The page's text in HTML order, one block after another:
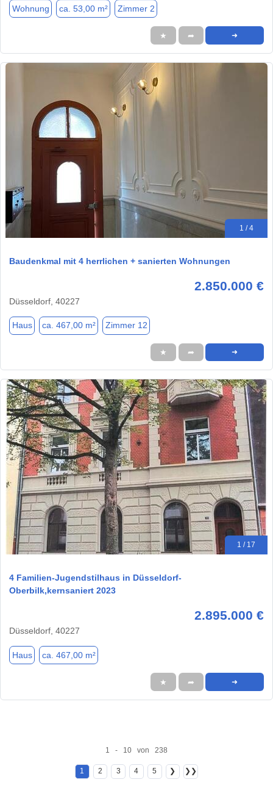
Wohnung ca. 53,00 m² Zimmer 2
★ ➦ ➜
1 / 4
Baudenkmal mit 4 herrlichen + sanierten Wohnungen
2.850.000 €
Düsseldorf, 40227
Haus ca. 467,00 m² Zimmer 12
★ ➦ ➜
1 / 17
4 Familien-Jugendstilhaus in Düsseldorf-
Oberbilk,kernsaniert 2023
2.895.000 €
Düsseldorf, 40227
Haus ca. 467,00 m²
★ ➦ ➜
1 - 10 von 238
1 2 3 4 5 ❯ ❯❯